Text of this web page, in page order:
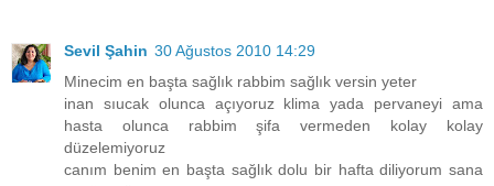
Sevil Şahin 30 Ağustos 2010 14:29
Minecim en başta sağlık rabbim sağlık versin yeter
inan sıucak olunca açıyoruz klima yada pervaneyi ama
hasta olunca rabbim şifa vermeden kolay kolay
düzelemiyoruz
canım benim en başta sağlık dolu bir hafta diliyorum sana